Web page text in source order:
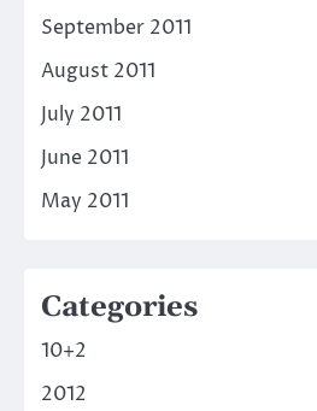
September 2011
August 2011
July 2011
June 2011
May 2011
Categories
10+2
2012